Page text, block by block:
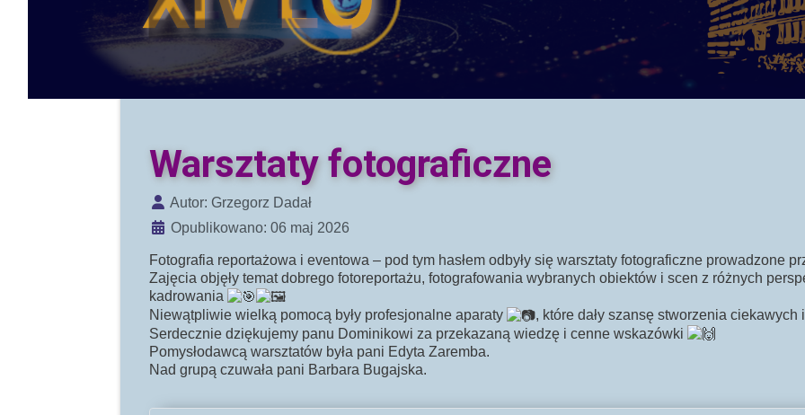
Warsztaty fotograficzne
Szczegóły
Autor: Grzegorz Dadał
Opublikowano: 06 maj 2026
Fotografia reportażowa i eventowa – pod tym hasłem odbyły się warsztaty fotograficzne prowadzone
Zajęcia objęły temat dobrego fotoreportażu, fotografowania wybranych obiektów i scen z różnych
kadrowania
Niewątpliwie wielką pomocą były profesjonalne aparaty
, które dały szansę stworzenia
Serdecznie dziękujemy panu Dominikowi za przekazaną wiedzę i cenne wskazówki
Pomysłodawcą warsztatów była pani Edyta Zaremba.
Nad grupą czuwała pani Barbara Bugajska.